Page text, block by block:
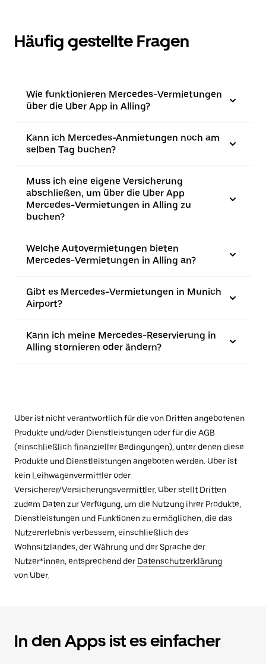
Häufig gestellte Fragen
Wie funktionieren Mercedes-Vermietungen
über die Uber App in Alling?
Kann ich Mercedes-Anmietungen noch am
selben Tag buchen?
Muss ich eine eigene Versicherung
abschließen, um über die Uber App
Mercedes-Vermietungen in Alling zu
buchen?
Welche Autovermietungen bieten
Mercedes-Vermietungen in Alling an?
Gibt es Mercedes-Vermietungen in Munich
Airport?
Kann ich meine Mercedes-Reservierung in
Alling stornieren oder ändern?
Uber ist nicht verantwortlich für die von Dritten angebotenen
Produkte und/oder Dienstleistungen oder für die AGB
(einschließlich finanzieller Bedingungen), unter denen diese
Produkte und Dienstleistungen angeboten werden. Uber ist
kein Leihwagenvermittler oder
Versicherer/Versicherungsvermittler. Uber stellt Dritten
zudem Daten zur Verfügung, um die Nutzung ihrer Produkte,
Dienstleistungen und Funktionen zu ermöglichen, die das
Nutzererlebnis verbessern, einschließlich des
Wohnsitzlandes, der Währung und der Sprache der
Nutzer*innen, entsprechend der Datenschutzerklärung
von Uber.
In den Apps ist es einfacher